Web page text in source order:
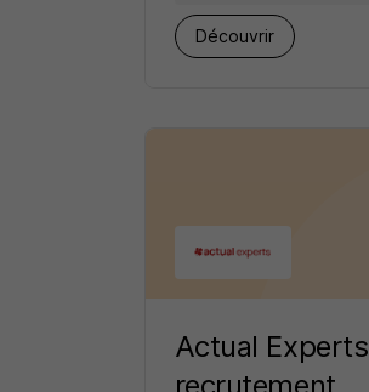
Découvrir
Actual Experts